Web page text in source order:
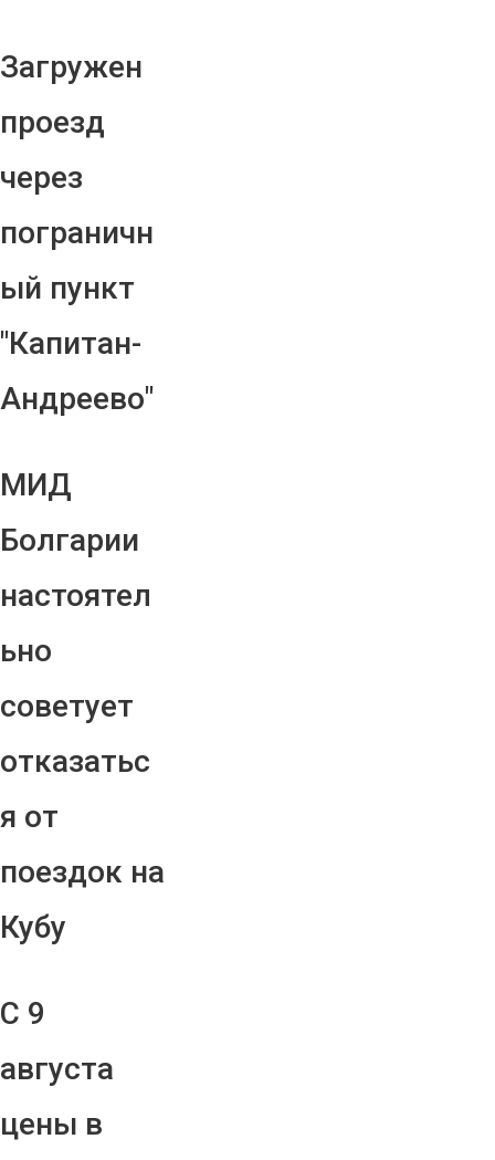
Загружен
проезд
через
пограничн
ый пункт
"Капитан-
Андреево"
МИД
Болгарии
настоятел
ьно
советует
отказатьс
я от
поездок на
Кубу
С 9
августа
цены в